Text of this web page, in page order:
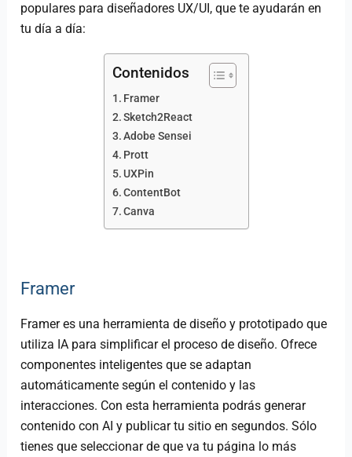
populares para diseñadores UX/UI, que te ayudarán en
tu día a día:
Contenidos
Framer
Sketch2React
Adobe Sensei
Prott
UXPin
ContentBot
Canva
Framer
Framer es una herramienta de diseño y prototipado que
utiliza IA para simplificar el proceso de diseño. Ofrece
componentes inteligentes que se adaptan
automáticamente según el contenido y las
interacciones. Con esta herramienta podrás generar
contenido con AI y publicar tu sitio en segundos. Sólo
tienes que seleccionar de que va tu página lo más